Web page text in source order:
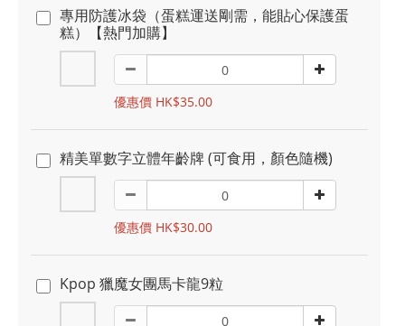
專用防護冰袋（蛋糕運送剛需，能貼心保護蛋
糕）【熱門加購】
優惠價 HK$35.00
精美單數字立體年齡牌 (可食用，顏色隨機)
優惠價 HK$30.00
Kpop 獵魔女團馬卡龍9粒